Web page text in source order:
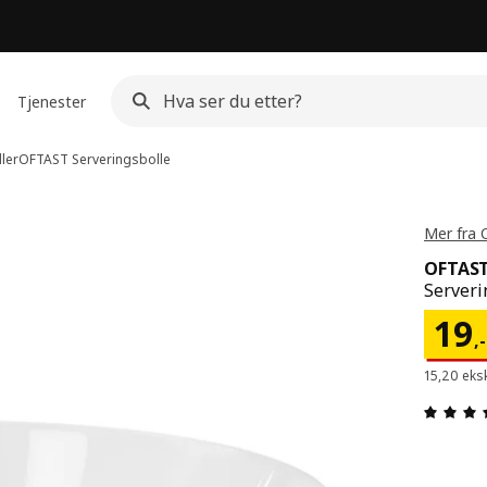
Tjenester
OFTAST Serveringsbolle
Mer fra
19,-
15,20